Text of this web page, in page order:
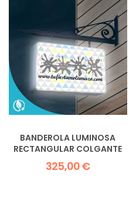
BANDEROLA LUMINOSA
RECTANGULAR COLGANTE
325,00 €